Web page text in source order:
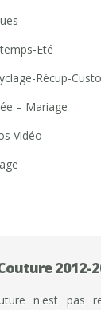
Eté
Récup-Custo
– Mariage
Vidéo
2012-
n'est pas